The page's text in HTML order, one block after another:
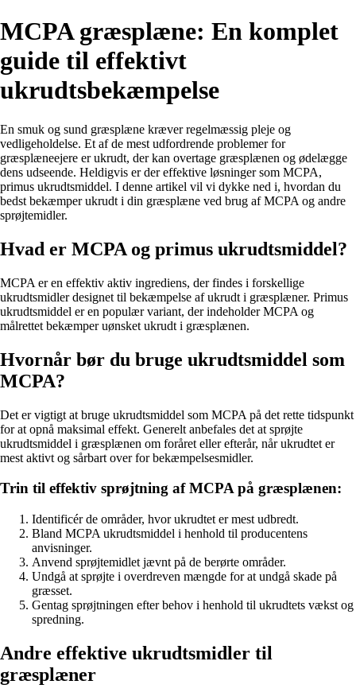
MCPA græsplæne: En komplet
guide til effektivt
ukrudtsbekæmpelse
En smuk og sund græsplæne kræver regelmæssig pleje og
vedligeholdelse. Et af de mest udfordrende problemer for
græsplæneejere er ukrudt, der kan overtage græsplænen og ødelægge
dens udseende. Heldigvis er der effektive løsninger som MCPA,
primus ukrudtsmiddel. I denne artikel vil vi dykke ned i, hvordan du
bedst bekæmper ukrudt i din græsplæne ved brug af MCPA og andre
sprøjtemidler.
Hvad er MCPA og primus ukrudtsmiddel?
MCPA er en effektiv aktiv ingrediens, der findes i forskellige
ukrudtsmidler designet til bekæmpelse af ukrudt i græsplæner. Primus
ukrudtsmiddel er en populær variant, der indeholder MCPA og
målrettet bekæmper uønsket ukrudt i græsplænen.
Hvornår bør du bruge ukrudtsmiddel som
MCPA?
Det er vigtigt at bruge ukrudtsmiddel som MCPA på det rette tidspunkt
for at opnå maksimal effekt. Generelt anbefales det at sprøjte
ukrudtsmiddel i græsplænen om foråret eller efterår, når ukrudtet er
mest aktivt og sårbart over for bekæmpelsesmidler.
Trin til effektiv sprøjtning af MCPA på græsplænen:
Identificér de områder, hvor ukrudtet er mest udbredt.
Bland MCPA ukrudtsmiddel i henhold til producentens
anvisninger.
Anvend sprøjtemidlet jævnt på de berørte områder.
Undgå at sprøjte i overdreven mængde for at undgå skade på
græsset.
Gentag sprøjtningen efter behov i henhold til ukrudtets vækst og
spredning.
Andre effektive ukrudtsmidler til
græsplæner